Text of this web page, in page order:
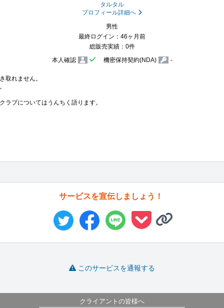
タルタル
プロフィール詳細へ
男性
最終ログイン：46ヶ月前
総販売実績：0件
本人確認
機密保持契約(NDA) -
取れません。
ラブについてはうんちく語ります。
サービスを宣伝しましょう！
このサービスを通報する
クライアントの皆様へ